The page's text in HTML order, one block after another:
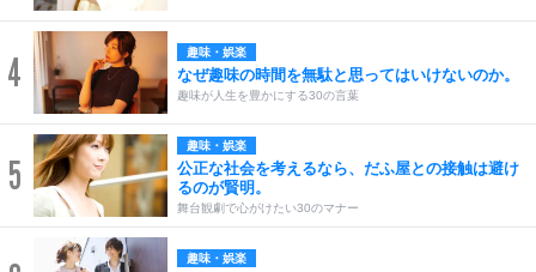
4 趣味・娯楽
なぜ趣味の時間を無駄と思ってはいけないのか。
趣味が人生を豊かにする30の言葉
5
趣味・娯楽
公正な社会を考えるなら、だふ屋との接触は避け
るのが賢明。
舞台観劇で心がけたい30のマナー
趣味・娯楽